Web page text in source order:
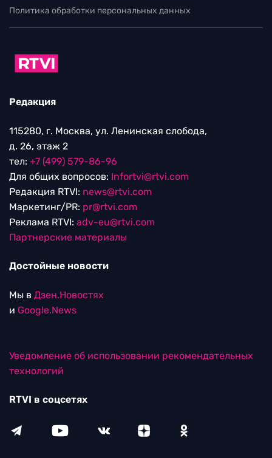
Политика обработки персональных данных
Редакция
115280, г. Москва, ул. Ленинская слобода,
д. 26, этаж 2
тел: +7 (499) 579-86-96
Для общих вопросов: Infortvi@rtvi.com
Редакция RTVI: news@rtvi.com
Маркетинг/PR: pr@rtvi.com
Реклама RTVI: adv-eu@rtvi.com
Партнерские материалы
Достойные новости
Мы в Дзен.Новостях
и Google.News
Уведомление об использовании рекомендательных
технологий
RTVI в соцсетях